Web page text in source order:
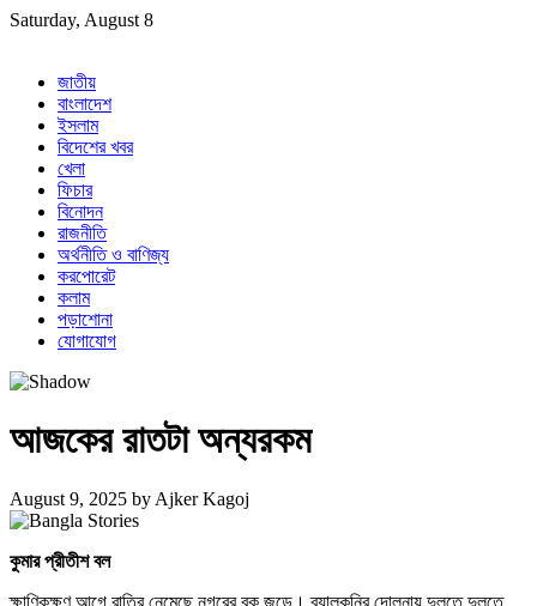
Skip
Saturday, August 8
জাতীয়
বাংলাদেশ
ইসলাম
বিদেশের খবর
খেলা
ফিচার
বিনোদন
রাজনীতি
অর্থনীতি ও বাণিজ্য
করপোরেট
কলাম
পড়াশোনা
যোগাযোগ
আজকের রাতটা অন্যরকম
August 9, 2025 by Ajker Kagoj
কুমার প্রীতীশ বল
ক্ষাণিকক্ষণ আগে রাত্রি নেমেছে নগরের বুক জুড়ে। ব্যালকনির দোলনায় দুলতে দুলতে